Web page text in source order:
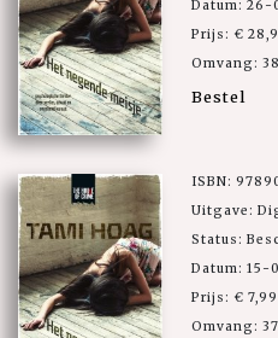
Datum: 26-
Prijs: €
Omvang:
Bestel
ISBN:
Uitgave:
Status:
Datum: 15-
Prijs: € 7,99
Omvang: